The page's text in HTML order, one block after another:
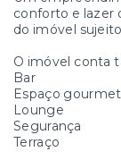
conforto e lazer
do imóvel
O imóvel conta
Bar
Espaço
Lounge
Segurança
Terraço